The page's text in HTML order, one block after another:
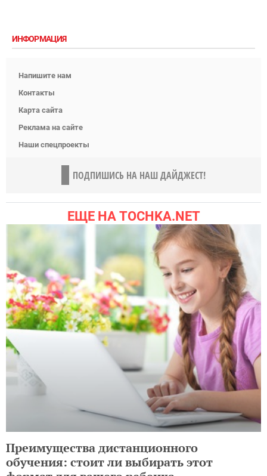
ИНФОРМАЦИЯ
Напишите нам
Контакты
Карта сайта
Реклама на сайте
Наши спецпроекты
ПОДПИШИСЬ НА НАШ ДАЙДЖЕСТ!
ЕЩЕ НА TOCHKA.NET
Преимущества дистанционного
обучения: стоит ли выбирать этот